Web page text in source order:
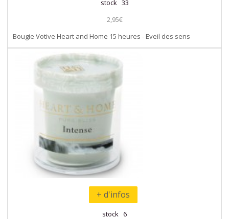
stock 33
2,95€
Bougie Votive Heart and Home 15 heures - Eveil des sens
+ d'infos
stock 6